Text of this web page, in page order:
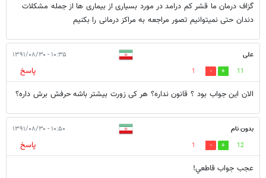
گزاف درمان ما قشر کم درامد در مورد بسیاری از بیماری ها از جمله مشکلات
دندان حتی نمیتوانیم تصور مراجعه به مراکز درمانی را بکنیم
علی ۱۰:۳۵ - ۱۳۹۱/۰۸/۳۰
11
1
پاسخ
الان این جواب بود ؟ قانون نداره؟ هر کی زورت بیشتر باشه حرفش برش داره؟
بدون نام ۱۰:۵۰ - ۱۳۹۱/۰۸/۳۰
12
1
پاسخ
عجب جواب قاطعي!